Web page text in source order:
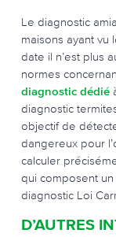
Le diagnostic
maisons ayant vu
date il n’est plus
normes
diagnostic dédié
diagnostic
objectif de
dangereux pour
calculer
qui composent
diagnostic Loi
D’AUTRES